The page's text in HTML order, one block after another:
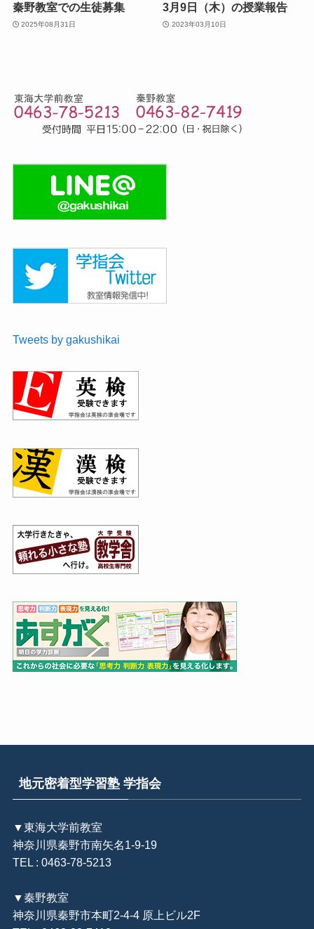
秦野教室での生徒募集
2025年08月31日
3月9日（木）の授業報告
2023年03月10日
Tweets by gakushikai
地元密着型学習塾 学指会
▼東海大学前教室
神奈川県秦野市南矢名1-9-19
TEL : 0463-78-5213
▼秦野教室
神奈川県秦野市本町2-4-4 原上ビル2F